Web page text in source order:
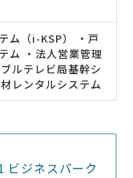
ム（i-KSP） ・戸
ム ・法人営業管理
ルテレビ局基幹シ
レンタルシステム
ビジネスパーク